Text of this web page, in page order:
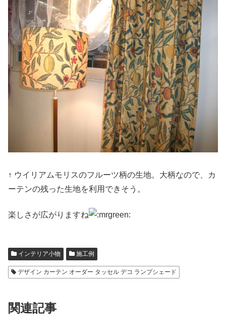
↑ ウイリアムモリスのフルーツ柄の生地。大柄なので、カ
ーテンの残った生地を利用できそう。
楽しさが広がりますね
インテリア小物 施工例
デザイン カーテン オーダー タッセル デコ ランプシェード
関連記事